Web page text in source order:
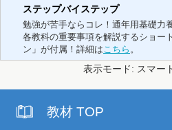
ステップバイステップ
勉強が苦手ならコレ！通年用基礎力
各教科の重要事項を解説するショー
ン」が付属！詳細は こちら 。
表示モード: スマー
教材 TOP